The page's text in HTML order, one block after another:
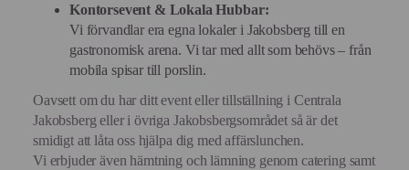
Kontorsevent & Lokala Hubbar:
Vi förvandlar era egna lokaler i Jakobsberg till en
gastronomisk arena. Vi tar med allt som behövs – från
mobila spisar till porslin.
Oavsett om du har ditt event eller tillställning i Centrala
Jakobsberg eller i övriga Jakobsbergsområdet så är det
smidigt att låta oss hjälpa dig med affärslunchen.
Vi erbjuder även hämtning och lämning genom catering samt